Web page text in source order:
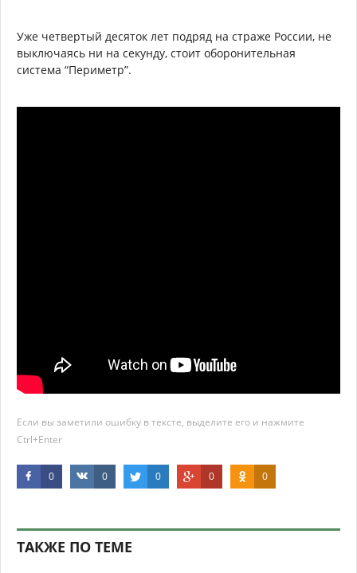
Уже четвертый десяток лет подряд на страже России, не
выключаясь ни на секунду, стоит оборонительная
система “Периметр”.
Если вы заметили ошибку в тексте, выделите его и нажмите
Ctrl+Enter
0 0 0 0 0
ТАКЖЕ ПО ТЕМЕ